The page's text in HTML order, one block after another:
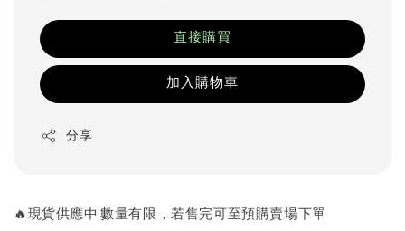
直接購買
加入購物車
分享
🔥現貨供應中 數量有限，若售完可至預購賣場下單